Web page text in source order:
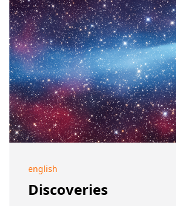
english
Discoveries